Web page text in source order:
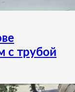
с трубой